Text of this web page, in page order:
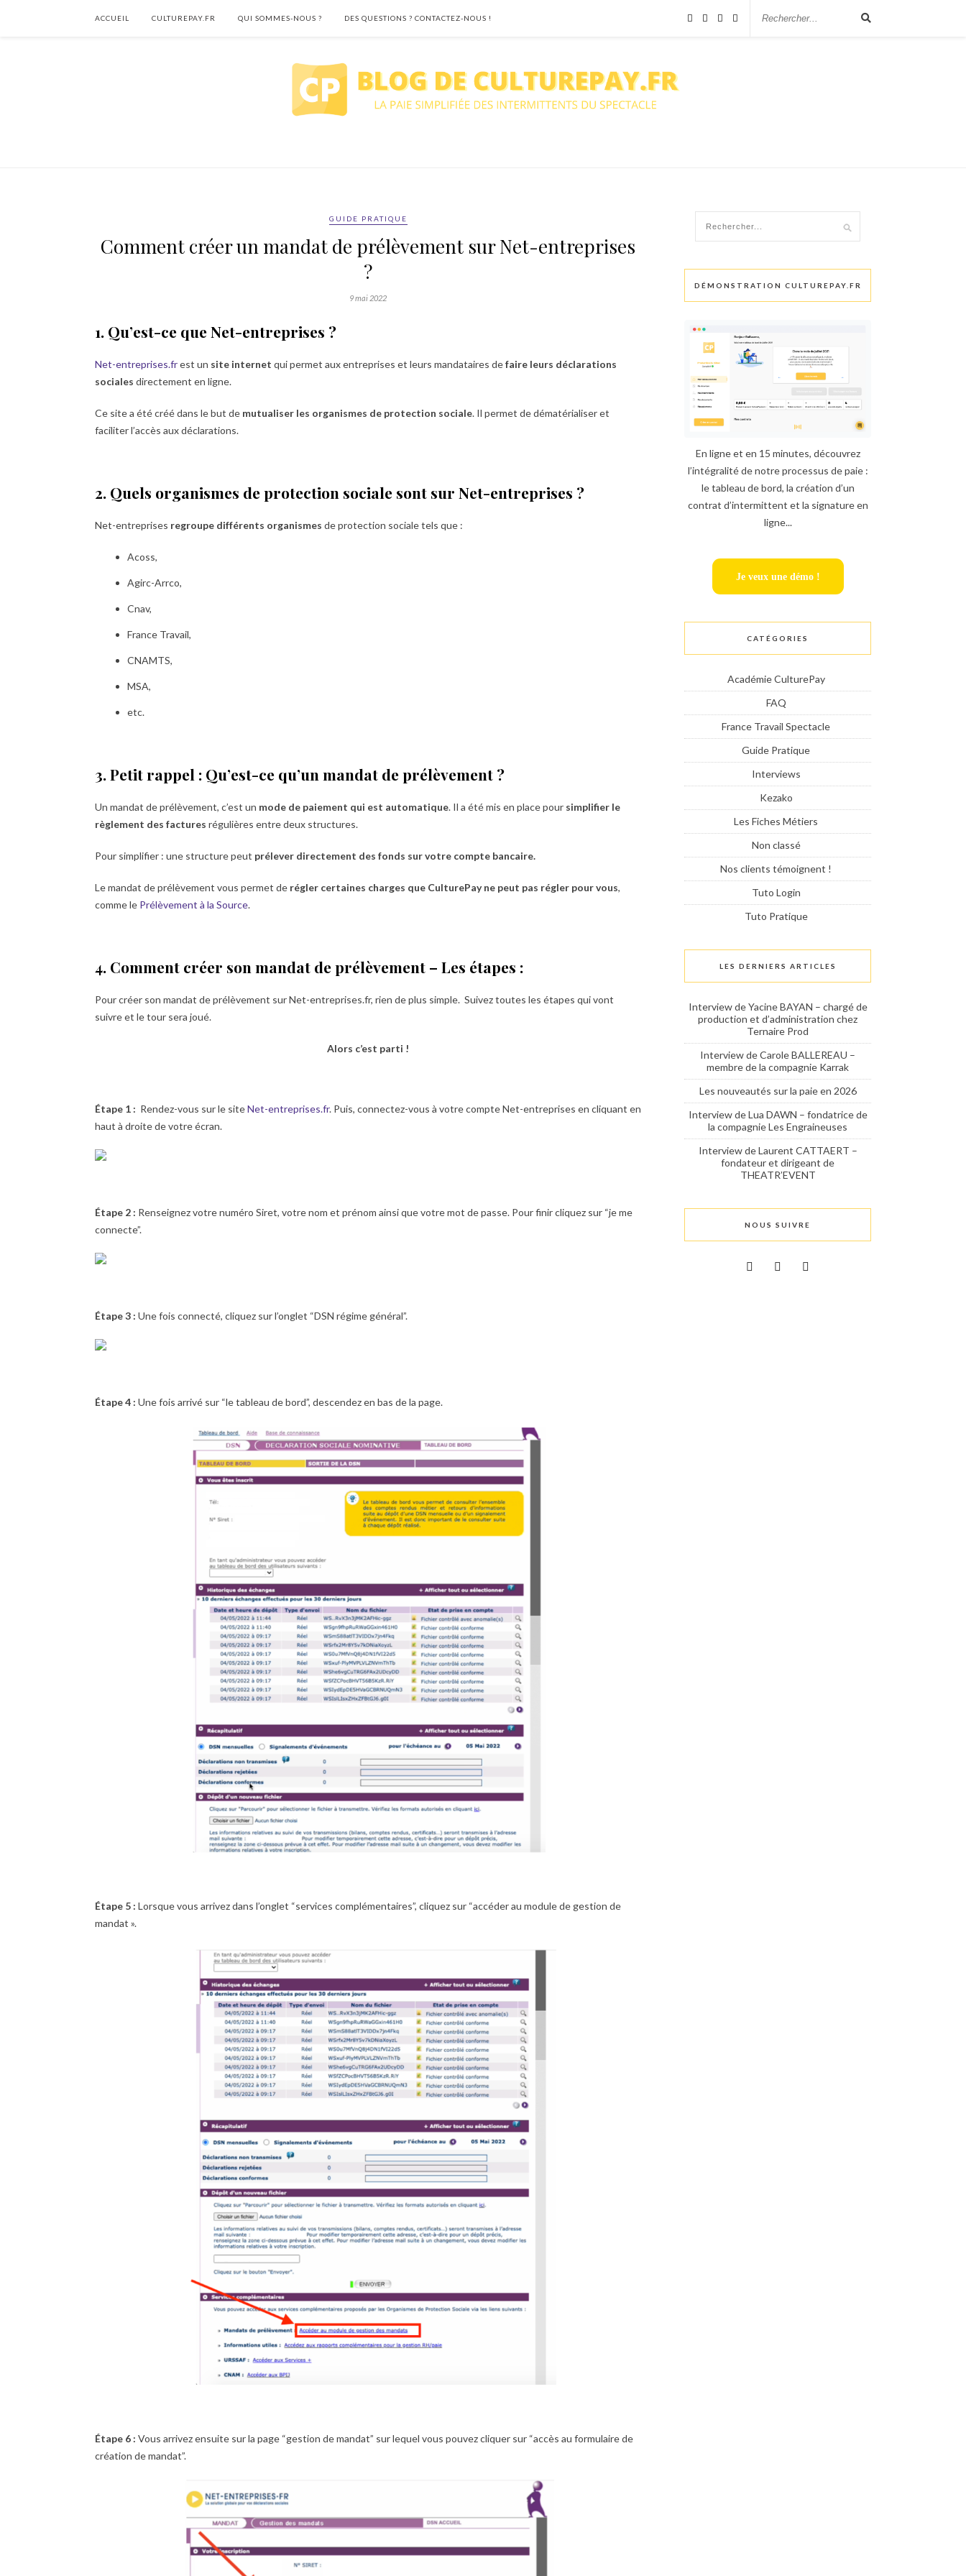
ACCUEIL CULTUREPAY.FR QUI SOMMES-NOUS ? DES QUESTIONS ? CONTACTEZ-NOUS !
GUIDE PRATIQUE
Comment créer un mandat de prélèvement sur Net-entreprises
?
9 mai 2022
1. Qu’est-ce que Net-entreprises ?
Net-entreprises.frest un site internet qui permet aux entreprises et leurs mandataires defaire leurs déclarations
sociales directement en ligne.
Ce site a été créé dans le but de mutualiser les organismes de protection sociale. Il permet de dématérialiser et
faciliter l’accès aux déclarations.
2. Quels organismes de protection sociale sont sur Net-entreprises ?
Net-entreprises regroupe différents organismes de protection sociale tels que :
Acoss,
Agirc-Arrco,
Cnav,
France Travail,
CNAMTS,
MSA,
etc.
3. Petit rappel : Qu’est-ce qu’un mandat de prélèvement ?
Un mandat de prélèvement, c’est un mode de paiement qui est automatique. Il a été mis en place pour simplifier le
règlement des factures régulières entre deux structures.
Pour simplifier : une structure peut prélever directement des fonds sur votre compte bancaire.
Le mandat de prélèvement vous permet de régler certaines charges que CulturePay ne peut pas régler pour vous,
comme le Prélèvement à la Source.
4. Comment créer son mandat de prélèvement – Les étapes :
Pour créer son mandat de prélèvement sur Net-entreprises.fr, rien de plus simple. Suivez toutes les étapes qui vont
suivre et le tour sera joué.
Alors c’est parti !
Étape 1 : Rendez-vous sur le siteNet-entreprises.fr. Puis, connectez-vous à votre compte Net-entreprises en cliquant en
haut à droite de votre écran.
Étape 2 : Renseignez votre numéro Siret, votre nom et prénom ainsi que votre mot de passe. Pour finir cliquez sur “je me
connecte”.
Étape 3 : Une fois connecté, cliquez sur l’onglet “DSN régime général”.
Étape 4 : Une fois arrivé sur “le tableau de bord”, descendez en bas de la page.
Étape 5 : Lorsque vous arrivez dans l’onglet “services complémentaires”, cliquez sur “accéder au module de gestion de
mandat ».
Étape 6 : Vous arrivez ensuite sur la page “gestion de mandat” sur lequel vous pouvez cliquer sur “accès au formulaire de
création de mandat”.
DÉMONSTRATION CULTUREPAY.FR
En ligne et en 15 minutes, découvrez
l’intégralité de notre processus de paie :
le tableau de bord, la création d’un
contrat d’intermittent et la signature en
ligne...
Je veux une démo !
CATÉGORIES
Académie CulturePay
FAQ
France Travail Spectacle
Guide Pratique
Interviews
Kezako
Les Fiches Métiers
Non classé
Nos clients témoignent !
Tuto Login
Tuto Pratique
LES DERNIERS ARTICLES
Interview de Yacine BAYAN – chargé de
production et d’administration chez
Ternaire Prod
Interview de Carole BALLEREAU –
membre de la compagnie Karrak
Les nouveautés sur la paie en 2026
Interview de Lua DAWN – fondatrice de
la compagnie Les Engraineuses
Interview de Laurent CATTAERT –
fondateur et dirigeant de
THEATR’EVENT
NOUS SUIVRE